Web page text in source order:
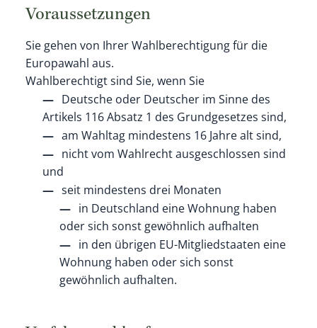
Voraussetzungen
Sie gehen von Ihrer Wahlberechtigung für die
Europawahl aus.
Wahlberechtigt sind Sie, wenn Sie
Deutsche oder Deutscher im Sinne des
Artikels 116 Absatz 1 des Grundgesetzes sind,
am Wahltag mindestens 16 Jahre alt sind,
nicht vom Wahlrecht ausgeschlossen sind
und
seit mindestens drei Monaten
in Deutschland eine Wohnung haben
oder sich sonst gewöhnlich aufhalten
in den übrigen EU-Mitgliedstaaten eine
Wohnung haben oder sich sonst
gewöhnlich aufhalten.